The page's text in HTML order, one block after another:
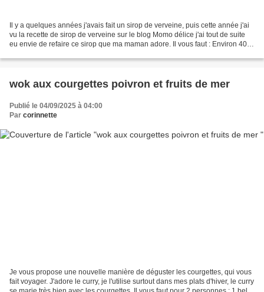
Il y a quelques années j'avais fait un sirop de verveine, puis cette année j'ai
vu la recette de sirop de verveine sur le blog Momo délice j'ai tout de suite
eu envie de refaire ce sirop que ma maman adore. Il vous faut : Environ 40 g
wok aux courgettes poivron et fruits de mer
Publié le 04/09/2025 à 04:00
Par corinnette
Je vous propose une nouvelle manière de déguster les courgettes, qui vous
fait voyager. J'adore le curry, je l'utilise surtout dans mes plats d'hiver, le curry